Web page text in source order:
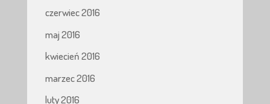
czerwiec 2016
maj 2016
kwiecień 2016
marzec 2016
luty 2016